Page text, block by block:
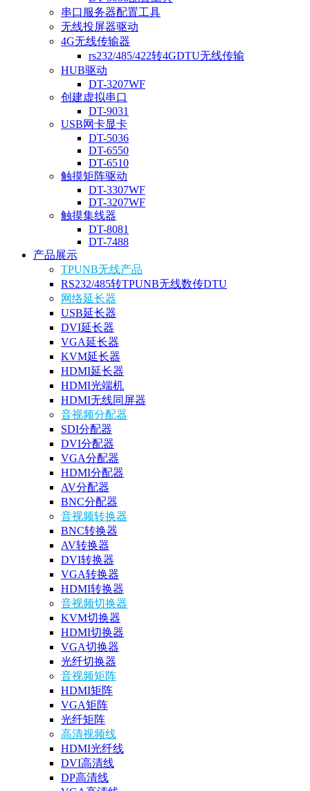
串口服务器配置工具
无线投屏器驱动
4G无线传输器
rs232/485/422转4GDTU无线传输
HUB驱动
DT-3207WF
创建虚拟串口
DT-9031
USB网卡显卡
DT-5036
DT-6550
DT-6510
触摸矩阵驱动
DT-3307WF
DT-3207WF
触摸集线器
DT-8081
DT-7488
产品展示
TPUNB无线产品
RS232/485转TPUNB无线数传DTU
网络延长器
USB延长器
DVI延长器
VGA延长器
KVM延长器
HDMI延长器
HDMI光端机
HDMI无线同屏器
音视频分配器
SDI分配器
DVI分配器
VGA分配器
HDMI分配器
AV分配器
BNC分配器
音视频转换器
BNC转换器
AV转换器
DVI转换器
VGA转换器
HDMI转换器
音视频切换器
KVM切换器
HDMI切换器
VGA切换器
光纤切换器
音视频矩阵
HDMI矩阵
VGA矩阵
光纤矩阵
高清视频线
HDMI光纤线
DVI高清线
DP高清线